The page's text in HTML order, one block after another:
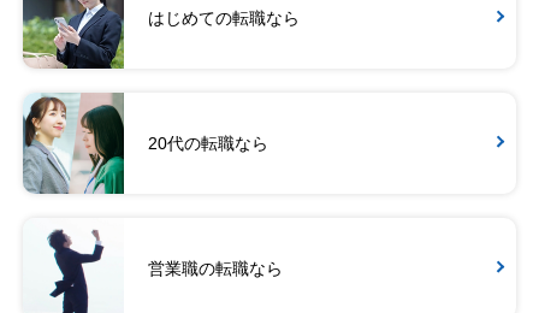
はじめての転職なら
20代の転職なら
営業職の転職なら